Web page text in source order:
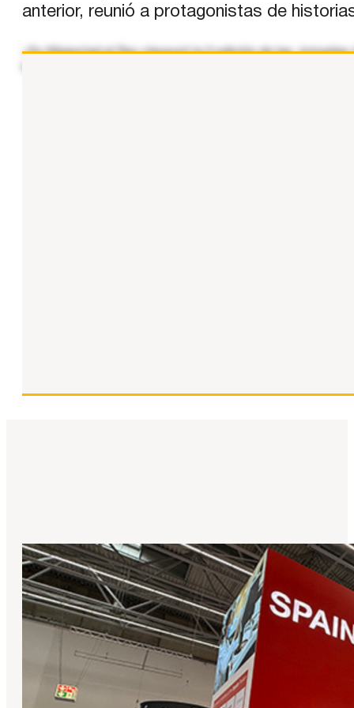
anterior, reunió a protagonistas de
«Su Majestad el Rey clausuró la II edición de las